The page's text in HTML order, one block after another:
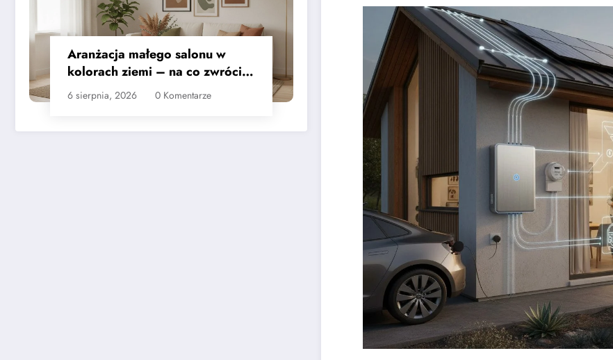
Aranżacja małego salonu w
kolorach ziemi – na co zwrócić
uwagę
6 sierpnia, 2026 0 Komentarze